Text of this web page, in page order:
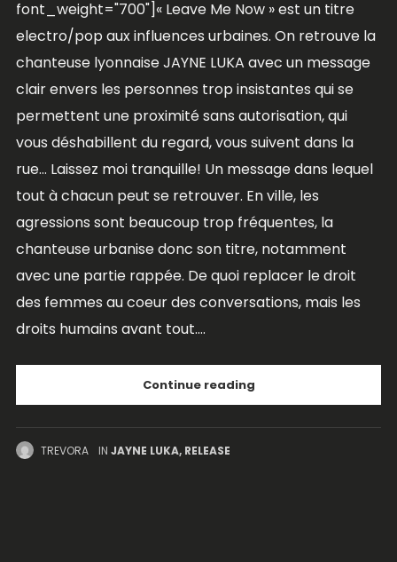
font_weight="700"]« Leave Me Now » est un titre
electro/pop aux influences urbaines. On retrouve la
chanteuse lyonnaise JAYNE LUKA avec un message
clair envers les personnes trop insistantes qui se
permettent une proximité sans autorisation, qui
vous déshabillent du regard, vous suivent dans la
rue… Laissez moi tranquille! Un message dans lequel
tout à chacun peut se retrouver. En ville, les
agressions sont beaucoup trop fréquentes, la
chanteuse urbanise donc son titre, notamment
avec une partie rappée. De quoi replacer le droit
des femmes au coeur des conversations, mais les
droits humains avant tout....
Continue reading
TREVORA IN JAYNE LUKA, RELEASE